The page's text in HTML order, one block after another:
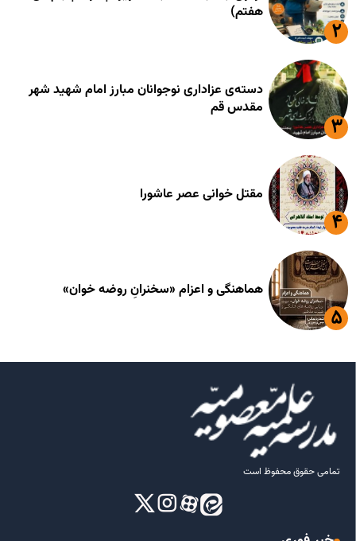
هفتم)
دسته‌ی عزاداری نوجوانان مبارز امام شهید شهر
مقدس قم
مقتل خوانی عصر عاشورا
هماهنگی و اعزام «سخنرانِ روضه خوان»
تمامی حقوق محفوظ است